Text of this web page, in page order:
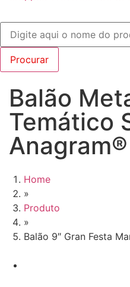
Balão
Temático
Anagram®
Home
»
Produto
»
Balão 9″ Gran Festa